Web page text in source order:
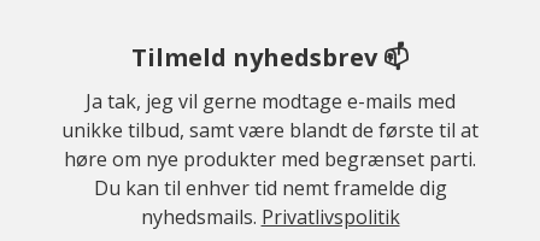
Tilmeld nyhedsbrev 📫
Ja tak, jeg vil gerne modtage e-mails med
unikke tilbud, samt være blandt de første til at
høre om nye produkter med begrænset parti.
Du kan til enhver tid nemt framelde dig
nyhedsmails. Privatlivspolitik